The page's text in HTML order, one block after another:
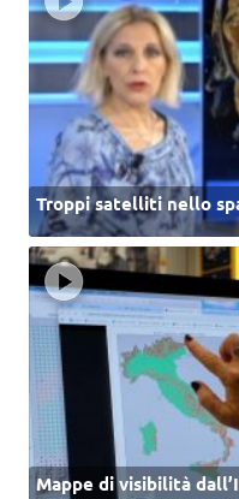
Troppi satelliti nello
Mappe di visibilità